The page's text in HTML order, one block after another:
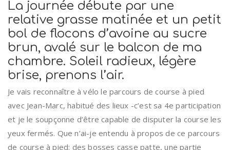
La journée débute par une
relative grasse matinée et un petit
bol de flocons d’avoine au sucre
brun, avalé sur le balcon de ma
chambre. Soleil radieux, légère
brise, prenons l’air.
Je vais reconnaître à vélo le parcours de course à pied
avec Jean-Marc, habitué des lieux -c’est sa 4e participation
et je le soupçonne d’être capable de disputer la course les
yeux fermés. Que n’ai-je entendu à propos de ce parcours
de course à pied: des bosses casse patte, une partie